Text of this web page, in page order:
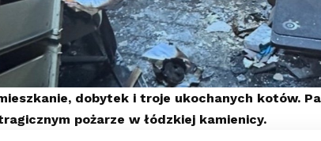
dobytek i troje ukochanych kotów.
pożarze w łódzkiej kamienicy.